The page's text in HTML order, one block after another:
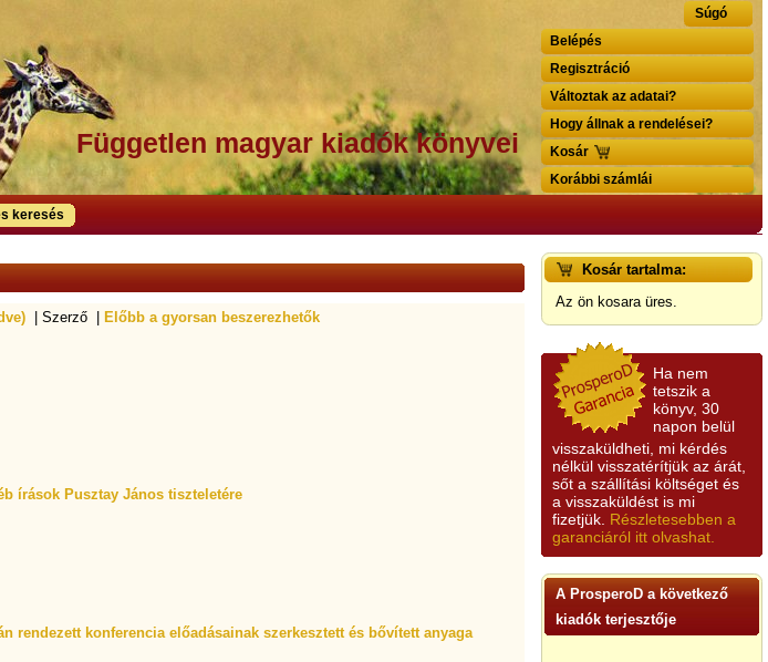
Súgó
Belépés
Regisztráció
Változtak az adatai?
Hogy állnak a rendelései?
Kosár
Korábbi számlái
Független magyar kiadók könyvei
keresés
Kosár tartalma:
Az ön kosara üres.
Ha nem
tetszik a
könyv, 30
napon belül
visszaküldheti, mi kérdés
nélkül visszatérítjük az árát,
sőt a szállítási költséget és
a visszaküldést is mi
fizetjük. Részletesebben a
garanciáról itt olvashat.
A ProsperoD a következő
kiadók terjesztője
| Szerző |
Előbb a gyorsan beszerezhetők
írások Pusztay János tiszteletére
rendezett konferencia előadásainak szerkesztett és bővített anyaga